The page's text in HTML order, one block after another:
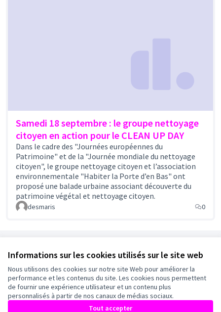
Informations sur les cookies utilisés sur le site web
Nous utilisons des cookies sur notre site Web pour améliorer la
performance et les contenus du site. Les cookies nous permettent
de fournir une expérience utilisateur et un contenu plus
personnalisés à partir de nos canaux de médias sociaux.
Tout accepter
Samedi 18 septembre : le groupe nettoyage
citoyen en action pour le CLEAN UP DAY
Dans le cadre des "Journées européennes du
Patrimoine" et de la "Journée mondiale du nettoyage
citoyen", le groupe nettoyage citoyen et l’association
environnementale "Habiter la Porte d’en Bas" ont
proposé une balade urbaine associant découverte du
patrimoine végétal et nettoyage citoyen.
desmaris 0
Conditions d'utilisation
Paramètres des cookies
Mairie de Bagneux sur X
(Lien externe)
Mairie de Bagneux sur Facebook
Mairie de Bagneux sur Instagram
Mairie de Bagneux sur YouTube
(Lien externe)